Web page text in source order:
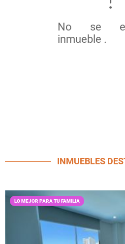
No se
inmueble .
INMUEBLES
LO MEJOR PARA TU FAMILIA